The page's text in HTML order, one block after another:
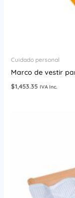
Cuidado personal
Marco de vestir
$1,453.35 IVA Inc.